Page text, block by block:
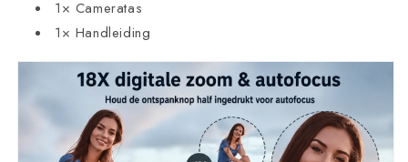
1× Cameratas
1× Handleiding